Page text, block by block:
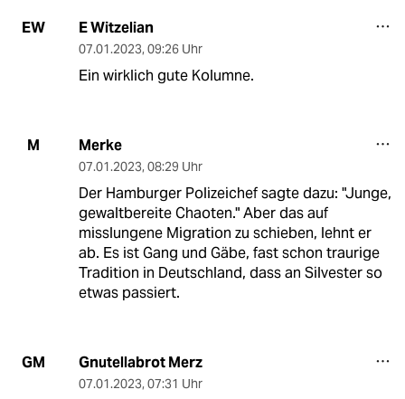
EW E Witzelian
07.01.2023, 09:26 Uhr
Ein wirklich gute Kolumne.
M Merke
07.01.2023, 08:29 Uhr
Der Hamburger Polizeichef sagte dazu: "Junge,
gewaltbereite Chaoten." Aber das auf
misslungene Migration zu schieben, lehnt er
ab. Es ist Gang und Gäbe, fast schon traurige
Tradition in Deutschland, dass an Silvester so
etwas passiert.
GM Gnutellabrot Merz
07.01.2023, 07:31 Uhr